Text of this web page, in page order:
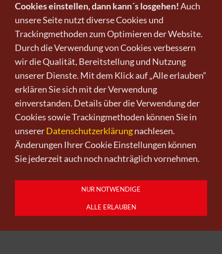
einem durchstrukturierten, geregelten
Tagesablauf. Vielleicht macht man sich auf die
Suche nach besonderen Momenten, die auch das
Leben Anderer zur Geltung kommen lassen. Und
genau solch einen Moment schenkt Dieter Nuhr
mit der Ausstellung Reisezeit - Zeitreisen.
Voller Ernsthaftigkeit, die über die Erinnerung und
das Einfrieren von Momenten, also wertvoller
Zeit, nachsinnen, vor allem aber einladen zum
Staunen und Träumen. Zum Abtauchen in die
Arbeit eines Anderen, um aufzutauchen aus dem
Strudel der Zeit und zeitvergessen einfach nur zu
Cookies einstellen, dann kann´s losgehen!Auch
unsere Seite nutzt diverse Cookies und
Trackingmethoden zum Optimieren der Website.
Durch die Verwendung von Cookies verbessern
wir die Qualität, Bereitstellung und Nutzung
unserer Dienste. Mit dem Klick auf „Alle erlauben“
erklären Sie sich mit der Verwendung
einverstanden. Details über die Verwendung der
Cookies sowie Trackingmethoden können Sie in
unsererDatenschutzerklärungnachlesen.
Änderungen Ihrer Cookie Einstellungen können
Sie jederzeit auch noch nachträglich vornehmen.
NUR NOTWENDIGE
ALLE ERLAUBEN